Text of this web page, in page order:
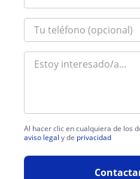
Al hacer clic en cualquiera de los
aviso legal y de privacidad